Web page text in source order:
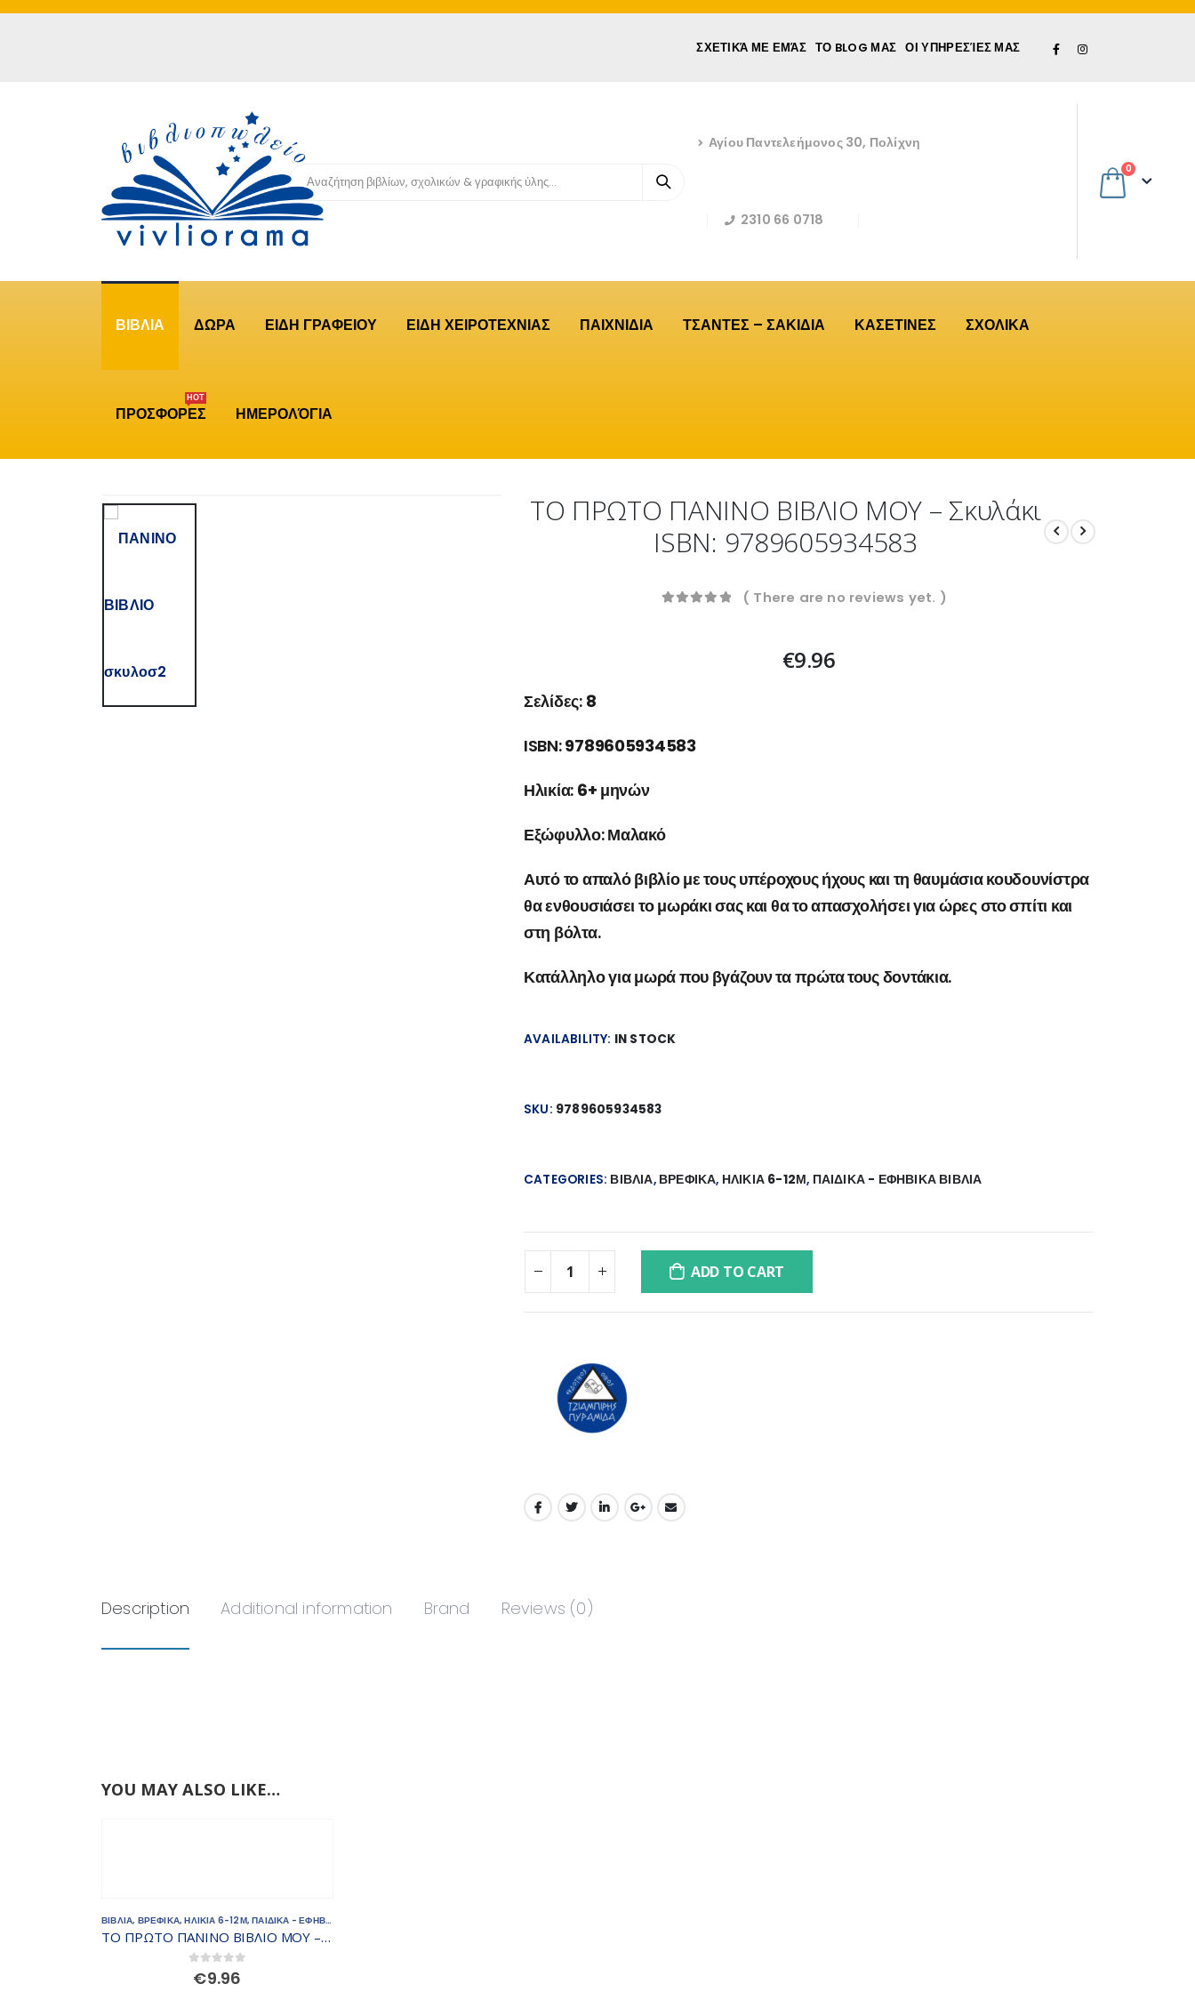
ΣΧΕΤΙΚΆ ΜΕ ΕΜΆΣ ΤΟ BLOG ΜΑΣ ΟΙ ΥΠΗΡΕΣΊΕΣ ΜΑΣ
Αγίου Παντελεήμονος 30, Πολίχνη
2310 66 0718
0
ΒΙΒΛΙΑ ΔΩΡΑ ΕΙΔΗ ΓΡΑΦΕΙΟΥ ΕΙΔΗ ΧΕΙΡΟΤΕΧΝΙΑΣ ΠΑΙΧΝΙΔΙΑ ΤΣΑΝΤΕΣ – ΣΑΚΙΔΙΑ ΚΑΣΕΤΙΝΕΣ ΣΧΟΛΙΚΑ
ΠΡΟΣΦΟΡΕΣ
ΗΟΤ
ΗΜΕΡΟΛΌΓΙΑ
ΤΟ ΠΡΩΤΟ ΠΑΝΙΝΟ ΒΙΒΛΙΟ ΜΟΥ – Σκυλάκι
ISBN: 9789605934583
( There are no reviews yet. )
€9.96
Σελίδες: 8
ISBN:9789605934583
Ηλικία: 6+ μηνών
Εξώφυλλο:Μαλακό
Αυτό το απαλό βιβλίο με τους υπέροχους ήχους και τη θαυμάσια κουδουνίστρα
θα ενθουσιάσει το μωράκι σας και θα το απασχολήσει για ώρες στο σπίτι και
στη βόλτα.
Κατάλληλο για μωρά που βγάζουν τα πρώτα τους δοντάκια.
AVAILABILITY: IN STOCK
SKU: 9789605934583
CATEGORIES: ΒΙΒΛΙΑ, ΒΡΕΦΙΚΑ, ΗΛΙΚΙΑ 6-12Μ, ΠΑΙΔΙΚΑ - ΕΦΗΒΙΚΑ ΒΙΒΛΙΑ
ADD TO CART
Description Additional information Brand Reviews (0)
YOU MAY ALSO LIKE…
ΒΙΒΛΙΑ, ΒΡΕΦΙΚΑ,ΗΛΙΚΙΑ 6-12Μ,ΠΑΙΔΙΚΑ - ΕΦΗΒΙΚΑ ΒΙΒΛΙΑ
ΤΟ ΠΡΩΤΟ ΠΑΝΙΝΟ ΒΙΒΛΙΟ ΜΟΥ – Αγελαδίτσα ISBN: 9789605934576
out of 5
€9.96